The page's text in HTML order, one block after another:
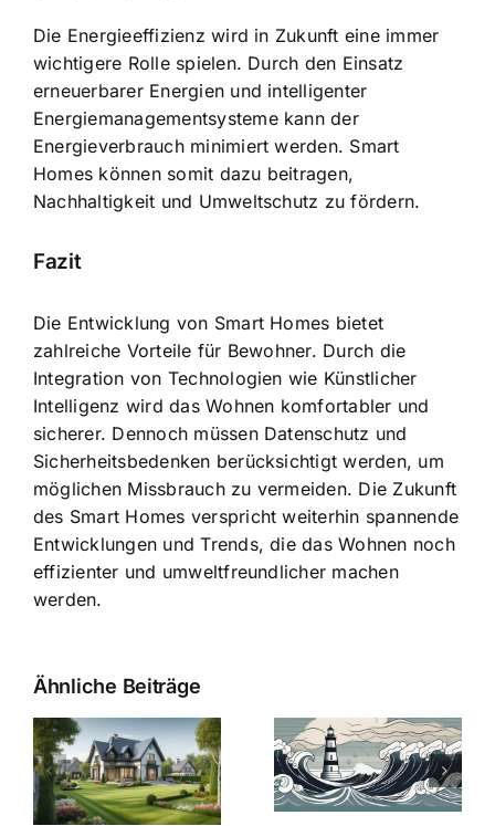
Die Energieeffizienz wird in Zukunft eine immer
wichtigere Rolle spielen. Durch den Einsatz
erneuerbarer Energien und intelligenter
Energiemanagementsysteme kann der
Energieverbrauch minimiert werden. Smart
Homes können somit dazu beitragen,
Nachhaltigkeit und Umweltschutz zu fördern.
Fazit
Die Entwicklung von Smart Homes bietet
zahlreiche Vorteile für Bewohner. Durch die
Integration von Technologien wie Künstlicher
Intelligenz wird das Wohnen komfortabler und
sicherer. Dennoch müssen Datenschutz und
Sicherheitsbedenken berücksichtigt werden, um
möglichen Missbrauch zu vermeiden. Die Zukunft
des Smart Homes verspricht weiterhin spannende
Entwicklungen und Trends, die das Wohnen noch
effizienter und umweltfreundlicher machen
werden.
Ähnliche Beiträge
Bauzinsen im
Sturm: Die
aktuelle
Entwicklung
Die Evolution
der
Bauzinsen: Ein
Blick in die